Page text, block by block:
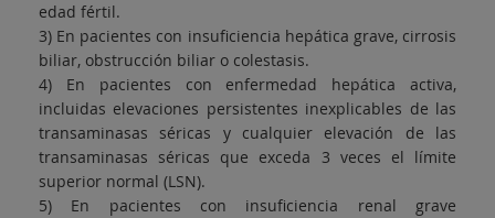
edad fértil.
3) En pacientes con insuficiencia hepática grave, cirrosis
biliar, obstrucción biliar o colestasis.
4) En pacientes con enfermedad hepática activa,
incluidas elevaciones persistentes inexplicables de las
transaminasas séricas y cualquier elevación de las
transaminasas séricas que exceda 3 veces el límite
superior normal (LSN).
5) En pacientes con insuficiencia renal grave